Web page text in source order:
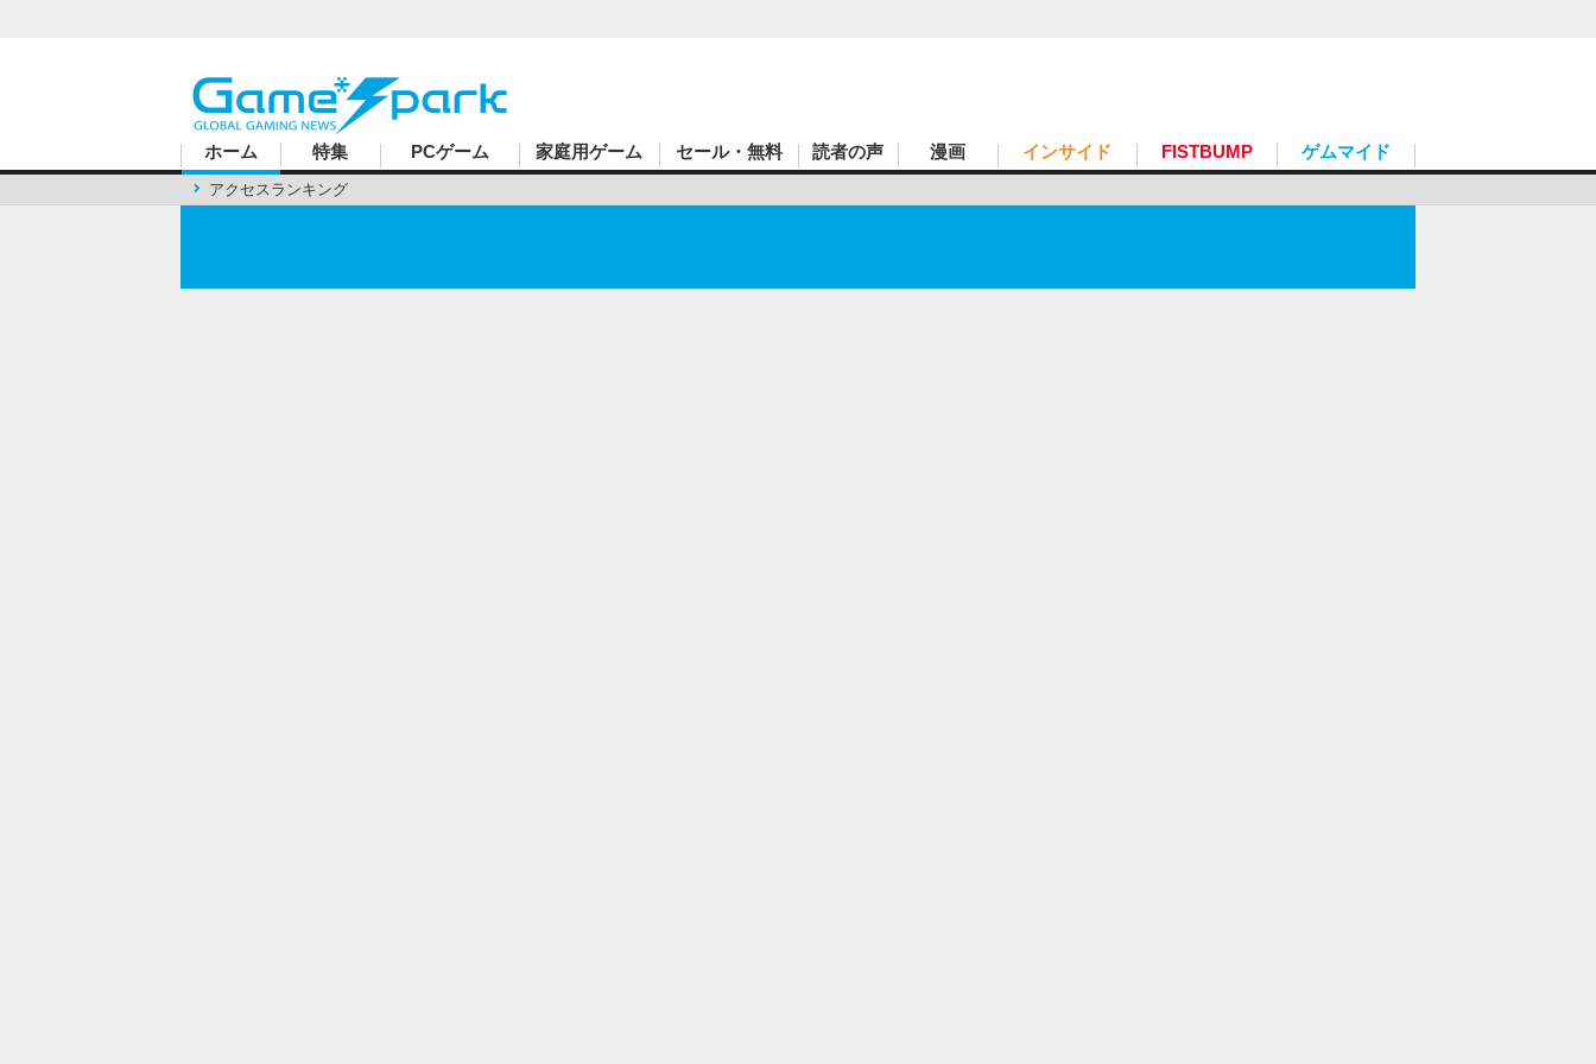
ホーム
アクセスランキング
特集 PCゲーム 家庭用ゲーム セール・無料 読者の声 漫画 インサイド FISTBUMP ゲムマイド